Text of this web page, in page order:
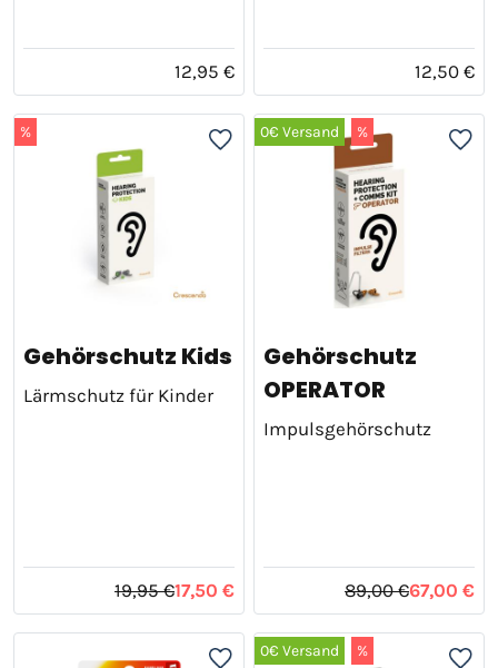
12,95 € 12,50 €
%
Gehörschutz Kids
Lärmschutz für Kinder
19,95 €17,50 €
0€ Versand %
Gehörschutz
OPERATOR
Impulsgehörschutz
89,00 €67,00 €
0€ Versand %